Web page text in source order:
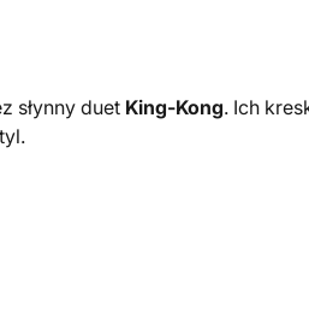
słynny duet King-Kong. Ich